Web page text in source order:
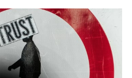
виртуальные карты ЯД. Лил
аккаунты. Нам
Keitaro. Регистрируем по